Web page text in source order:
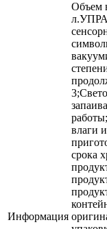
Информация
Объем
влаги
срока